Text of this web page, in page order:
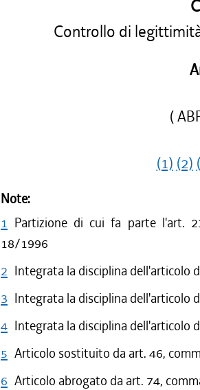
Controllo di
(
(1) (2)
Note:
1 Partizione di cui fa parte l'art.
18/1996
2 Integrata la disciplina dell'articolo
3 Integrata la disciplina dell'articolo
4 Integrata la disciplina dell'articolo
5 Articolo sostituito da art. 46,
6 Articolo abrogato da art. 74,